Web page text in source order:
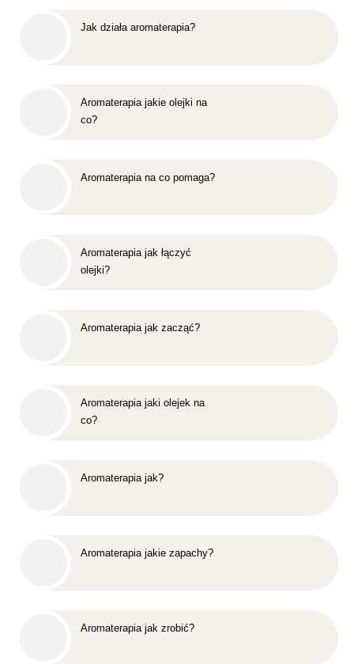
Jak działa aromaterapia?
Aromaterapia jakie olejki na
co?
Aromaterapia na co pomaga?
Aromaterapia jak łączyć
olejki?
Aromaterapia jak zacząć?
Aromaterapia jaki olejek na
co?
Aromaterapia jak?
Aromaterapia jakie zapachy?
Aromaterapia jak zrobić?